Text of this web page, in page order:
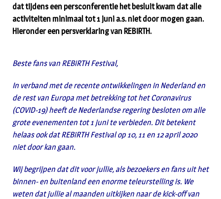
dat tijdens een persconferentie het besluit kwam dat alle
activiteiten minimaal tot 1 juni a.s. niet door mogen gaan.
Hieronder een persverklaring van REBiRTH.
Beste fans van REBiRTH Festival,
In verband met de recente ontwikkelingen in Nederland en
de rest van Europa met betrekking tot het Coronavirus
(COVID-19) heeft de Nederlandse regering besloten om alle
grote evenementen tot 1 juni te verbieden. Dit betekent
helaas ook dat REBiRTH Festival op 10, 11 en 12 april 2020
niet door kan gaan.
Wij begrijpen dat dit voor jullie, als bezoekers en fans uit het
binnen- en buitenland een enorme teleurstelling is. We
weten dat jullie al maanden uitkijken naar de kick-off van